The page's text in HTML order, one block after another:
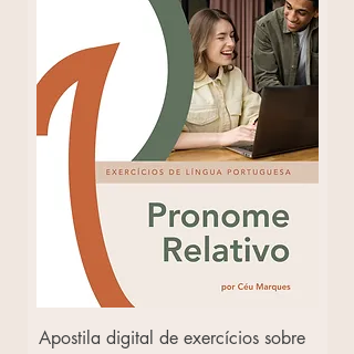
Apostila digital de exercícios sobre